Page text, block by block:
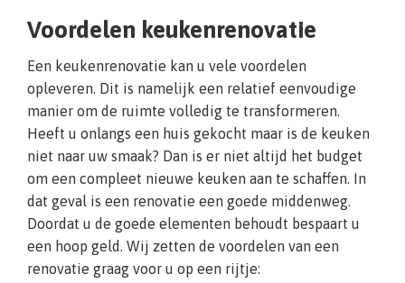
Voordelen keukenrenovatie
Een keukenrenovatie kan u vele voordelen
opleveren. Dit is namelijk een relatief eenvoudige
manier om de ruimte volledig te transformeren.
Heeft u onlangs een huis gekocht maar is de keuken
niet naar uw smaak? Dan is er niet altijd het budget
om een compleet nieuwe keuken aan te schaffen. In
dat geval is een renovatie een goede middenweg.
Doordat u de goede elementen behoudt bespaart u
een hoop geld. Wij zetten de voordelen van een
renovatie graag voor u op een rijtje: